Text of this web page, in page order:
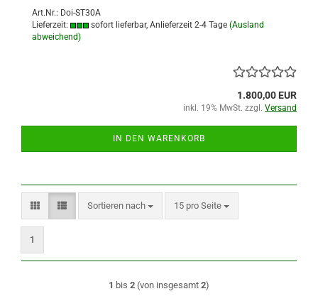
Art.Nr.: Doi-ST30A
Lieferzeit:
sofort lieferbar, Anlieferzeit 2-4 Tage (Ausland
abweichend)
1.800,00 EUR
inkl. 19% MwSt. zzgl. Versand
IN DEN WARENKORB
Sortieren nach
Sortieren nach 15 pro Seite
pro Seite
1
1 bis 2 (von insgesamt 2)